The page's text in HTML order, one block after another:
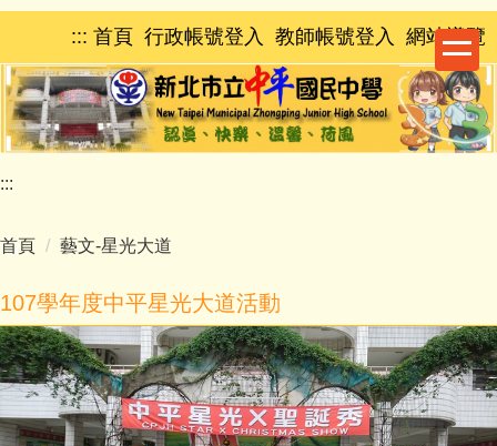
跳
主
要
內
容
區
::: 首頁 行政帳號登入 教師帳號登入 網站導覽
:::
首頁 藝文-星光大道
107學年度中平星光大道活動